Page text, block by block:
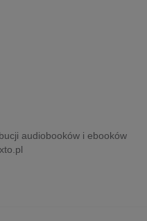
audiobooków i ebooków